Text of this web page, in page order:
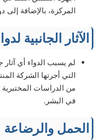
المركزة، بالإضافة إلى
الآثار الجانبية
لم يسبب الدواء أي
من الدراسات
في البشر.
الحمل والرضاعة